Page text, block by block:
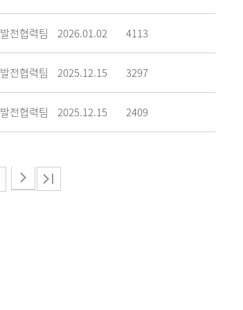
발전협력팀 2026.01.02 4113
발전협력팀 2025.12.15 3297
발전협력팀 2025.12.15 2409